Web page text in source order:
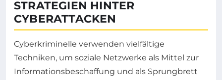
STRATEGIEN HINTER
CYBERATTACKEN
Cyberkriminelle verwenden vielfältige
Techniken, um soziale Netzwerke als Mittel zur
Informationsbeschaffung und als Sprungbrett